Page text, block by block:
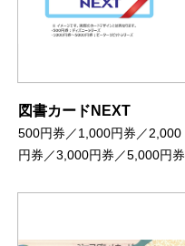
図書カードNEXT
500円券／1,000円券／2,000
円券／3,000円券／5,000円券